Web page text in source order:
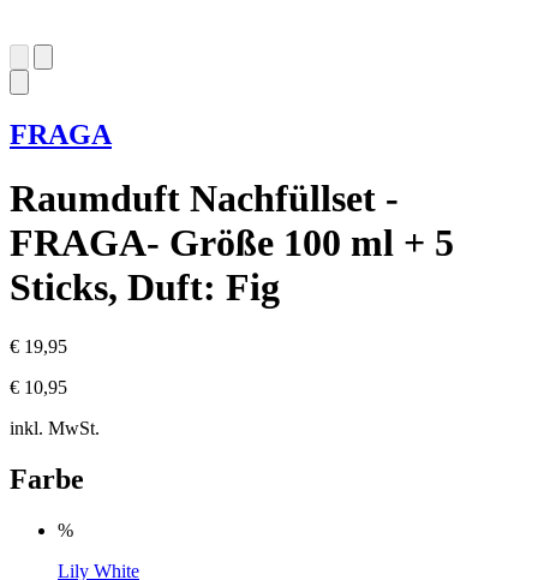
FRAGA
Raumduft Nachfüllset -
FRAGA- Größe 100 ml + 5
Sticks, Duft: Fig
€ 19,95
€ 10,95
inkl. MwSt.
Farbe
%
Lily White